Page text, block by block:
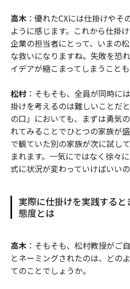
高木：優れたCXには仕掛けやそ
ように感じます。これから仕掛
企業の担当者にとって、いまの
な救いになりますね。失敗を恐
イデアが縮こまってしまうこと
松村：そもそも、全員が同時に
掛けを考えるのは難しいことだ
の口」においても、まずは勇気
れてみることでひとつの家族が
で観ていた別の家族が次に試し
まれます。一気にではなく徐々
式に状況が変わっていけばいいの
実際に仕掛けを実践すると
態度とは
高木：そもそも、松村教授がご
とネーミングされたのは、どの
てのことでしょうか。